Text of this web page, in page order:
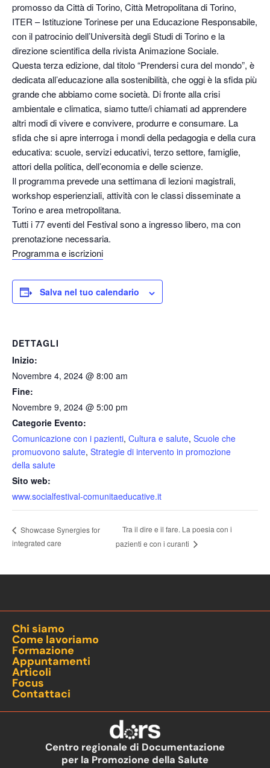
promosso da Città di Torino, Città Metropolitana di Torino,
ITER – Istituzione Torinese per una Educazione Responsabile,
con il patrocinio dell’Università degli Studi di Torino e la
direzione scientifica della rivista Animazione Sociale.
Questa terza edizione, dal titolo “Prendersi cura del mondo”, è
dedicata all’educazione alla sostenibilità, che oggi è la sfida più
grande che abbiamo come società. Di fronte alla crisi
ambientale e climatica, siamo tutte/i chiamati ad apprendere
altri modi di vivere e convivere, produrre e consumare. La
sfida che si apre interroga i mondi della pedagogia e della cura
educativa: scuole, servizi educativi, terzo settore, famiglie,
attori della politica, dell’economia e delle scienze.
Il programma prevede una settimana di lezioni magistrali,
workshop esperienziali, attività con le classi disseminate a
Torino e area metropolitana.
Tutti i 77 eventi del Festival sono a ingresso libero, ma con
prenotazione necessaria.
Programma e iscrizioni
Salva nel tuo calendario
DETTAGLI
Inizio:
Novembre 4, 2024 @ 8:00 am
Fine:
Novembre 9, 2024 @ 5:00 pm
Categorie Evento:
Comunicazione con i pazienti, Cultura e salute, Scuole che
promuovono salute, Strategie di intervento in promozione
della salute
Sito web:
www.socialfestival-comunitaeducative.it
Showcase Synergies for
integrated care
Tra il dire e il fare. La poesia con i
pazienti e con i curanti
Chi siamo
Come lavoriamo
Formazione
Appuntamenti
Articoli
Focus
Contattaci
Centro regionale di Documentazione
per la Promozione della Salute